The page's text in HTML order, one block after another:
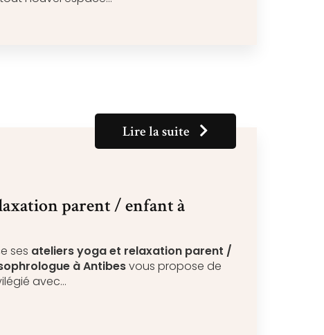
parent / enfant à
ses ateliers yoga et relaxation parent /
à Antibesvous propose de
avec…
Lire la suite